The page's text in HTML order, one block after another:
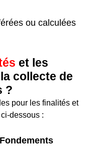
ou calculées
et les
collecte de
?
pour les finalités et
dessous :
Fondements